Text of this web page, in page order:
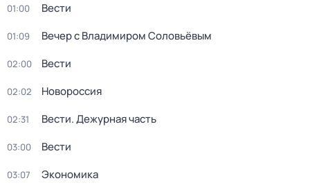
01:00 Вести
01:09 Вечер с Владимиром Соловьёвым
02:00 Вести
02:02 Новороссия
02:31 Вести. Дежурная часть
03:00 Вести
03:07 Экономика